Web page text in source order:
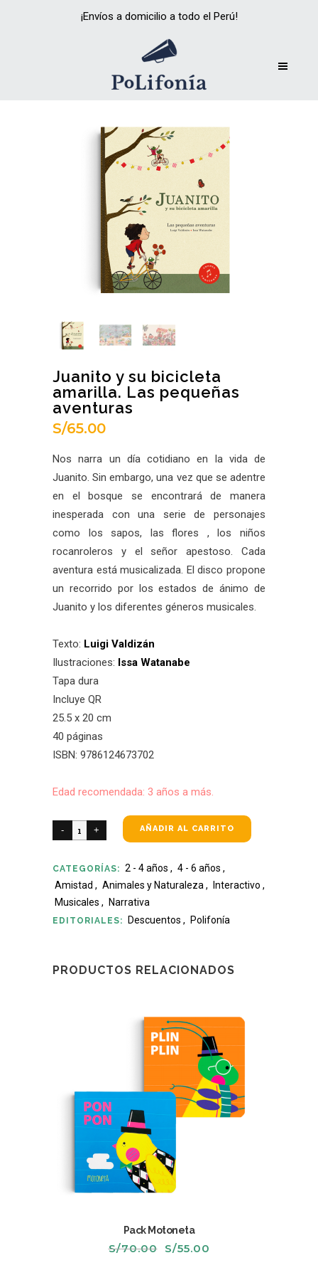
¡Envíos a domicilio a todo el Perú!
Juanito y su bicicleta
amarilla. Las pequeñas
aventuras
S/65.00
Nos narra un día cotidiano en la vida de
Juanito. Sin embargo, una vez que se adentre
en el bosque se encontrará de manera
inesperada con una serie de personajes
como los sapos, las flores , los niños
rocanroleros y el señor apestoso. Cada
aventura está musicalizada. El disco propone
un recorrido por los estados de ánimo de
Juanito y los diferentes géneros musicales.
Texto: Luigi Valdizán
Ilustraciones: Issa Watanabe
Tapa dura
Incluye QR
25.5 x 20 cm
40 páginas
ISBN: 9786124673702
Edad recomendada: 3 años a más.
AÑADIR AL CARRITO
CATEGORÍAS: 2 - 4 años , 4 - 6 años ,
Amistad , Animales y Naturaleza , Interactivo ,
Musicales , Narrativa
EDITORIALES: Descuentos , Polifonía
PRODUCTOS RELACIONADOS
Pack Motoneta
S/70.00 El
S/55.00